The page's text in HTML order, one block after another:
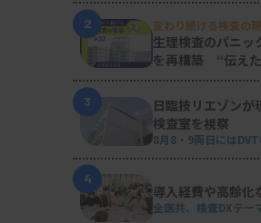
2
変わり続ける検査の
生病院
生理検査のパニッ
を再構築 “伝え
3
日臨技リエゾンが
検査室を視察
8月8・9両日には
4
導入経費や高齢化
全医共、検査DXテー